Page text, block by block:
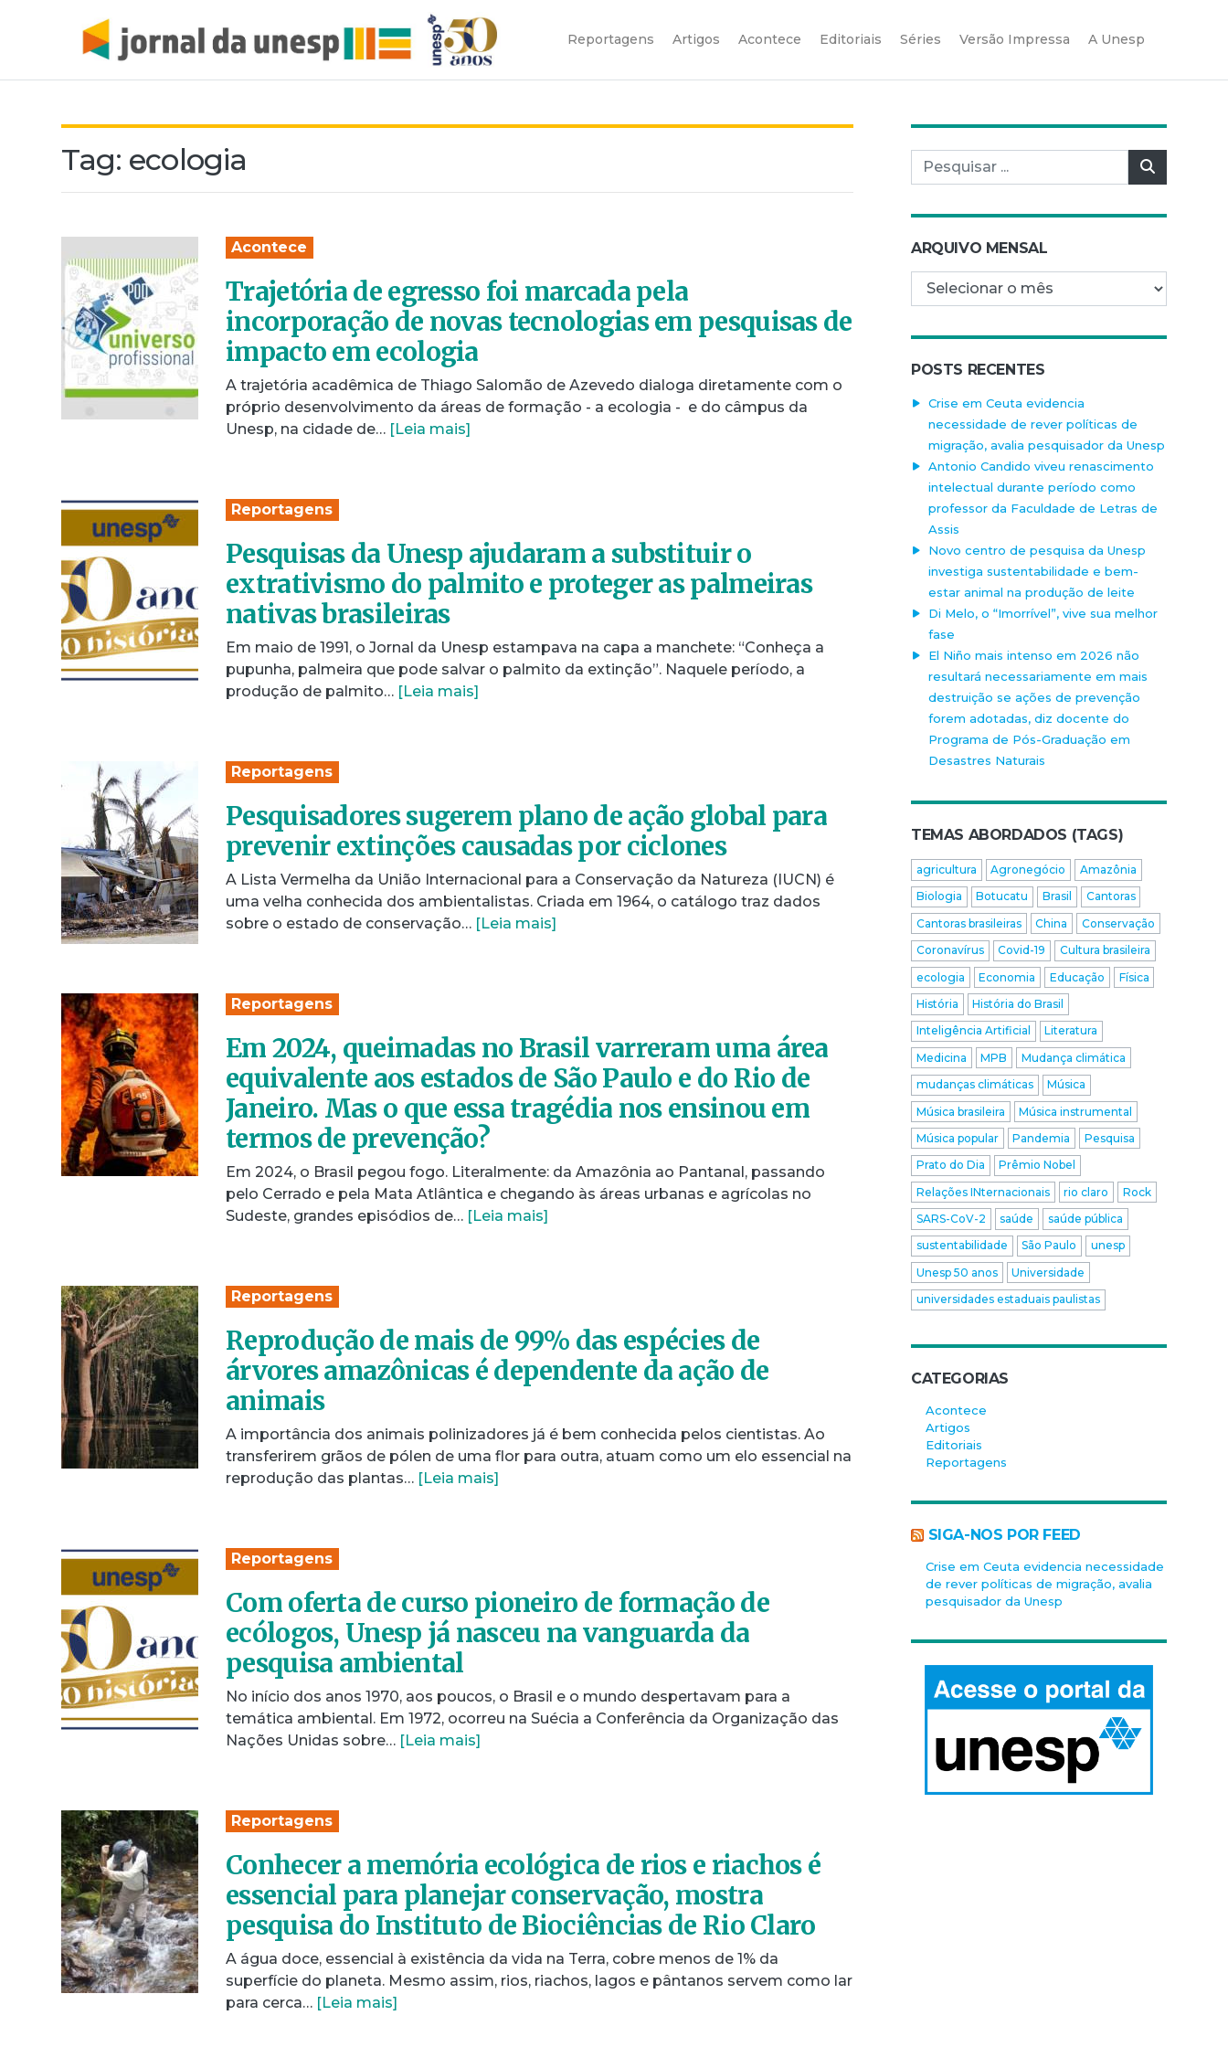
Reportagens Artigos Acontece Editoriais Séries Versão Impressa A Unesp
Tag: ecologia
Acontece
Trajetória de egresso foi marcada pela
incorporação de novas tecnologias em pesquisas de
impacto em ecologia
A trajetória acadêmica de Thiago Salomão de Azevedo dialoga diretamente com o
próprio desenvolvimento da áreas de formação - a ecologia - e do câmpus da
Unesp, na cidade de… [Leia mais]
Reportagens
Pesquisas da Unesp ajudaram a substituir o
extrativismo do palmito e proteger as palmeiras
nativas brasileiras
Em maio de 1991, o Jornal da Unesp estampava na capa a manchete: “Conheça a
pupunha, palmeira que pode salvar o palmito da extinção”. Naquele período, a
produção de palmito… [Leia mais]
Reportagens
Pesquisadores sugerem plano de ação global para
prevenir extinções causadas por ciclones
A Lista Vermelha da União Internacional para a Conservação da Natureza (IUCN) é
uma velha conhecida dos ambientalistas. Criada em 1964, o catálogo traz dados
sobre o estado de conservação… [Leia mais]
Reportagens
Em 2024, queimadas no Brasil varreram uma área
equivalente aos estados de São Paulo e do Rio de
Janeiro. Mas o que essa tragédia nos ensinou em
termos de prevenção?
Em 2024, o Brasil pegou fogo. Literalmente: da Amazônia ao Pantanal, passando
pelo Cerrado e pela Mata Atlântica e chegando às áreas urbanas e agrícolas no
Sudeste, grandes episódios de… [Leia mais]
Reportagens
Reprodução de mais de 99% das espécies de
árvores amazônicas é dependente da ação de
animais
A importância dos animais polinizadores já é bem conhecida pelos cientistas. Ao
transferirem grãos de pólen de uma flor para outra, atuam como um elo essencial na
reprodução das plantas… [Leia mais]
Reportagens
Com oferta de curso pioneiro de formação de
ecólogos, Unesp já nasceu na vanguarda da
pesquisa ambiental
No início dos anos 1970, aos poucos, o Brasil e o mundo despertavam para a
temática ambiental. Em 1972, ocorreu na Suécia a Conferência da Organização das
Nações Unidas sobre… [Leia mais]
Reportagens
Conhecer a memória ecológica de rios e riachos é
essencial para planejar conservação, mostra
pesquisa do Instituto de Biociências de Rio Claro
A água doce, essencial à existência da vida na Terra, cobre menos de 1% da
superfície do planeta. Mesmo assim, rios, riachos, lagos e pântanos servem como lar
para cerca… [Leia mais]
Pesquisar por:
ARQUIVO MENSAL
Arquivo mensal
POSTS RECENTES
Crise em Ceuta evidencia
necessidade de rever políticas de
migração, avalia pesquisador da Unesp
Antonio Candido viveu renascimento
intelectual durante período como
professor da Faculdade de Letras de
Assis
Novo centro de pesquisa da Unesp
investiga sustentabilidade e bem-
estar animal na produção de leite
Di Melo, o “Imorrível”, vive sua melhor
fase
El Niño mais intenso em 2026 não
resultará necessariamente em mais
destruição se ações de prevenção
forem adotadas, diz docente do
Programa de Pós-Graduação em
Desastres Naturais
TEMAS ABORDADOS (TAGS)
agricultura Agronegócio
Amazônia
Biologia
Botucatu Brasil
Cantoras
Cantoras brasileiras
China
Conservação
Coronavírus
Covid-19
Cultura brasileira
ecologia
Economia Educação
Física
História
História do Brasil
Inteligência Artificial
Literatura
Medicina
MPB
Mudança climática
mudanças climáticas
Música
Música brasileira
Música instrumental
Música popular
Pandemia
Pesquisa
Prato do Dia
Prêmio Nobel
Relações INternacionais
rio claro
Rock
SARS-CoV-2
saúde
saúde pública
sustentabilidade
São Paulo
unesp
Unesp 50 anos
Universidade
universidades estaduais paulistas
CATEGORIAS
Acontece
Artigos
Editoriais
Reportagens
SIGA-NOS POR FEED
Crise em Ceuta evidencia necessidade
de rever políticas de migração, avalia
pesquisador da Unesp